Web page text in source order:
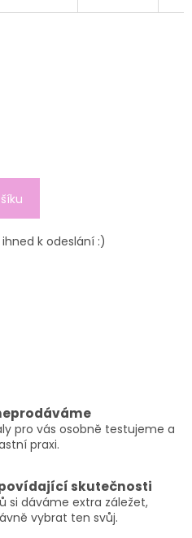
k odeslání :)
pro vás osobně testujeme a
praxi.
skutečnosti
si dáváme extra záležet,
vybrat ten svůj.